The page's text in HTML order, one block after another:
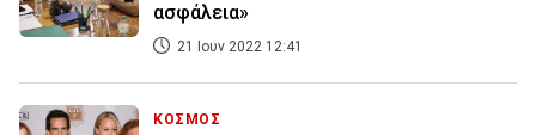
ασφάλεια»
21 Ιουν 2022 12:41
ΚΟΣΜΟΣ